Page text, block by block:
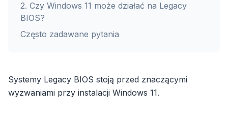
2. Czy Windows 11 może działać na Legacy
BIOS?
Często zadawane pytania
Systemy Legacy BIOS stoją przed znaczącymi
wyzwaniami przy instalacji Windows 11.